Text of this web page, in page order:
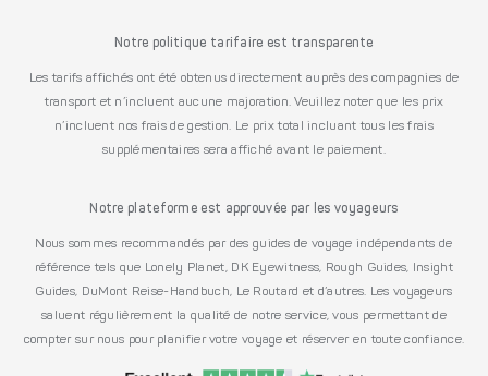
Notre politique tarifaire est transparente
Les tarifs affichés ont été obtenus directement auprès des compagnies de
transport et n’incluent aucune majoration. Veuillez noter que les prix
n’incluent nos frais de gestion. Le prix total incluant tous les frais
supplémentaires sera affiché avant le paiement.
Notre plateforme est approuvée par les voyageurs
Nous sommes recommandés par des guides de voyage indépendants de
référence tels que Lonely Planet, DK Eyewitness, Rough Guides, Insight
Guides, DuMont Reise-Handbuch, Le Routard et d’autres. Les voyageurs
saluent régulièrement la qualité de notre service, vous permettant de
compter sur nous pour planifier votre voyage et réserver en toute confiance.